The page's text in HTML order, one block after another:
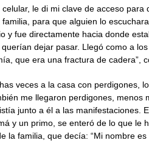
le di mi clave de acceso para
para que alguien lo
y fue directamente hacia donde
dejar pasar. Llegó como a
que era una fractura de cadera”,
veces a la casa con perdigones,
me llegaron perdigones, menos
junto a él a las manifestaciones.
y un primo, se enteró de lo que le
la familia, que decía: “Mi nombre es